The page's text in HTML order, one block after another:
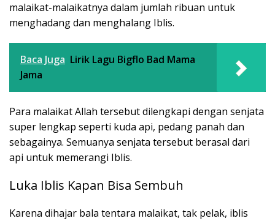
malaikat-malaikatnya dalam jumlah ribuan untuk
menghadang dan menghalang Iblis.
Baca Juga Lirik Lagu Bigflo Bad Mama
Jama
Para malaikat Allah tersebut dilengkapi dengan senjata
super lengkap seperti kuda api, pedang panah dan
sebagainya. Semuanya senjata tersebut berasal dari
api untuk memerangi Iblis.
Luka Iblis Kapan Bisa Sembuh
Karena dihajar bala tentara malaikat, tak pelak, iblis